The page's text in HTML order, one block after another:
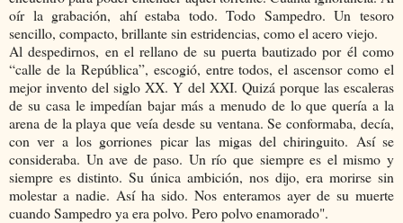
oír la grabación, ahí estaba todo. Todo Sampedro. Un tesoro
sencillo, compacto, brillante sin estridencias, como el acero viejo.
Al despedirnos, en el rellano de su puerta bautizado por él como
“calle de la República”, escogió, entre todos, el ascensor como el
mejor invento del siglo XX. Y del XXI. Quizá porque las escaleras
de su casa le impedían bajar más a menudo de lo que quería a la
arena de la playa que veía desde su ventana. Se conformaba, decía,
con ver a los gorriones picar las migas del chiringuito. Así se
consideraba. Un ave de paso. Un río que siempre es el mismo y
siempre es distinto. Su única ambición, nos dijo, era morirse sin
molestar a nadie. Así ha sido. Nos enteramos ayer de su muerte
cuando Sampedro ya era polvo. Pero polvo enamorado".